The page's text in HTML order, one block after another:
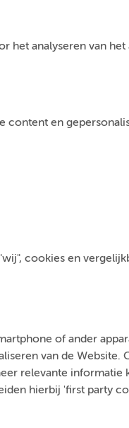
analyseren van het
en
cookies en
of ander
van de Website.
relevante informatie
hierbij 'first party